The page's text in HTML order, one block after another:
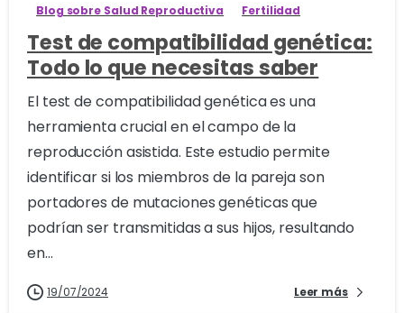
Blog sobre Salud Reproductiva Fertilidad
Test de compatibilidad genética:
Todo lo que necesitas saber
El test de compatibilidad genética es una
herramienta crucial en el campo de la
reproducción asistida. Este estudio permite
identificar si los miembros de la pareja son
portadores de mutaciones genéticas que
podrían ser transmitidas a sus hijos, resultando
en...
19/07/2024 Leer más